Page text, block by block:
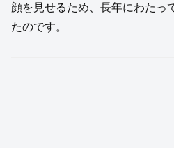
顔を見せるため、長年にわたっ
たのです。